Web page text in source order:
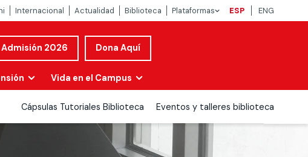
Internacional Actualidad Biblioteca Plataformas ESP ENG
Admisión 2026 Dona Aquí
Vida en el Campus
Cápsulas Tutoriales Biblioteca Eventos y talleres biblioteca